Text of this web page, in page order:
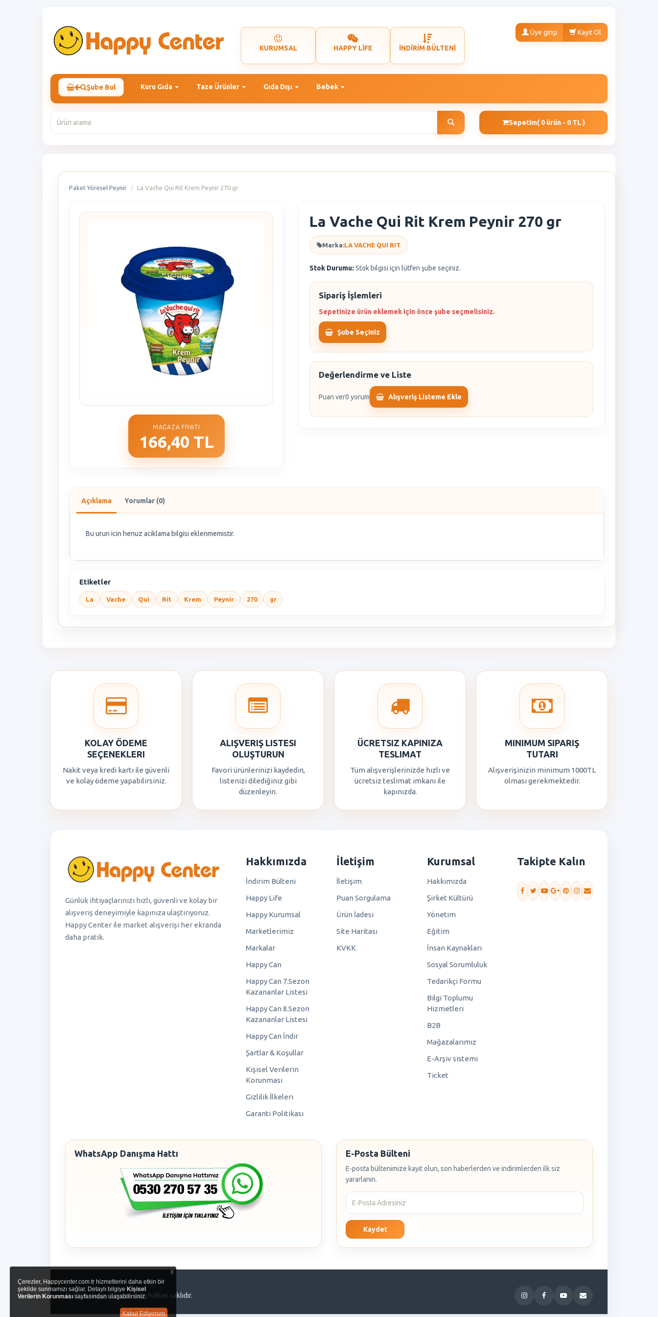
KURUMSAL HAPPY LİFE İNDİRİM BÜLTENİ
Üye girişi Kayıt Ol
Şube Bul Kuru Gıda Taze Ürünler Gıda Dışı Bebek
Sepetim( 0 ürün - 0 TL )
Paket Yöresel Peynir La Vache Qui Rit Krem Peynir 270 gr
MAĞAZA FIYATI
166,40 TL
La Vache Qui Rit Krem Peynir 270 gr
Marka:LA VACHE QUI RIT
Stok Durumu: Stok bilgisi için lütfen şube seçiniz.
Sipariş İşlemleri
Sepetinize ürün eklemek için önce şube seçmelisiniz.
Şube Seçiniz
Değerlendirme ve Liste
Puan ver0 yorum Alışveriş Listeme Ekle
Açıklama Yorumlar (0)
Bu urun icin henuz aciklama bilgisi eklenmemistir.
Etiketler
La Vache Qui Rit Krem Peynir 270 gr
KOLAY ÖDEME
SEÇENEKLERI
Nakit veya kredi kartı ile güvenli
ve kolay ödeme yapabilirsiniz.
ALIŞVERIŞ LISTESI
OLUŞTURUN
Favori ürünlerinizi kaydedin,
listenizi dilediğiniz gibi
düzenleyin.
ÜCRETSIZ KAPINIZA
TESLIMAT
Tüm alışverişlerinizde hızlı ve
ücretsiz teslimat imkanı ile
kapınızda.
MINIMUM SIPARIŞ
TUTARI
Alışverişinizin minimum 1000TL
olması gerekmektedir.
Günlük ihtiyaçlarınızı hızlı, güvenli ve kolay bir
alışveriş deneyimiyle kapınıza ulaştırıyoruz.
Happy Center ile market alışverişi her ekranda
daha pratik.
Hakkımızda
İndirim Bülteni
Happy Life
Happy Kurumsal
Marketlerimiz
Markalar
Happy Can
Happy Can 7.Sezon
Kazananlar Listesi
Happy Can 8.Sezon
Kazananlar Listesi
Happy Can İndir
Şartlar & Koşullar
Kişisel Verilerin
Korunması
Gizlilik İlkeleri
Garanti Politikası
İletişim
İletişim
Puan Sorgulama
Ürün İadesi
Site Haritası
KVKK
Kurumsal
Hakkımızda
Şirket Kültürü
Yönetim
Eğitim
İnsan Kaynakları
Sosyal Sorumluluk
Tedarikçi Formu
Bilgi Toplumu
Hizmetleri
B2B
Mağazalarımız
E-Arşiv sistemi
Ticket
Takipte Kalın
WhatsApp Danışma Hattı E-Posta Bülteni
E-posta bültenimize kayıt olun, son haberlerden ve indirimlerden ilk siz
yararlanın.
Kaydet
© 2026 Happy Center. Tüm hakları saklıdır.
x
Çerezler, Happycenter.com.tr hizmetlerini daha etkin bir
şekilde sunmamızı sağlar. Detaylı bilgiye Kişisel
Verilerin Korunmasısayfasından ulaşabilirsiniz.
Kabul Ediyorum